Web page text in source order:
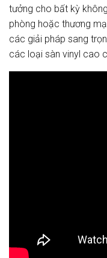
tưởng cho bất kỳ
phòng hoặc thương
các giải pháp sang
các loại sàn vinyl cao